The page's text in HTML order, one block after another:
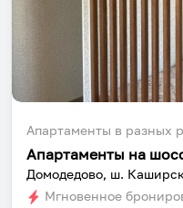
Апартаменты в разных
Апартаменты на
Домодедово, ш.
Мгновенное